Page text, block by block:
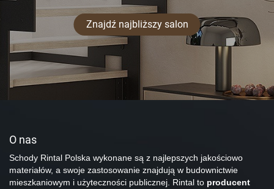
Znajdź najbliższy salon
O nas
Schody Rintal Polska wykonane są z najlepszych jakościowo
materiałów, a swoje zastosowanie znajdują w budownictwie
mieszkaniowym i użyteczności publicznej. Rintal to producent